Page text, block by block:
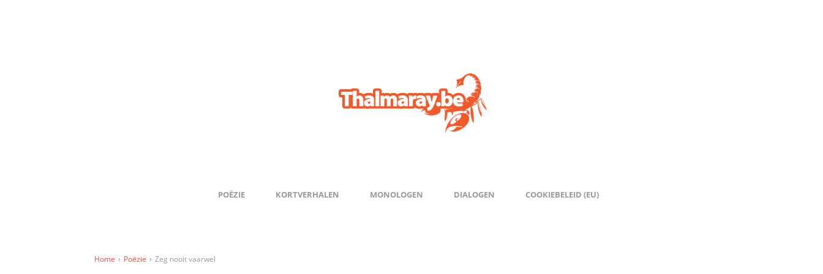
POËZIE KORTVERHALEN MONOLOGEN DIALOGEN COOKIEBELEID (EU)
Home › Poëzie › Zeg nooit vaarwel